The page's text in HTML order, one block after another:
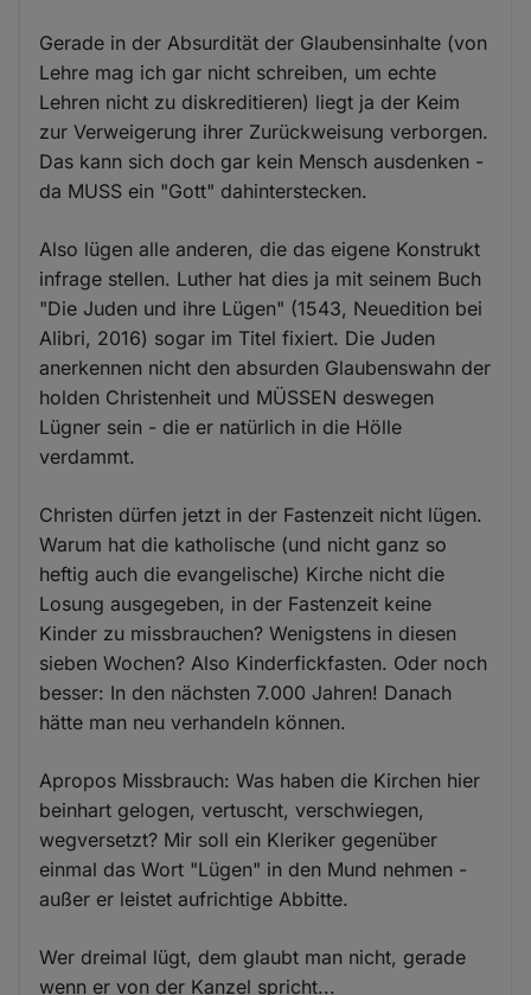
Gerade in der Absurdität der Glaubensinhalte (von
Lehre mag ich gar nicht schreiben, um echte
Lehren nicht zu diskreditieren) liegt ja der Keim
zur Verweigerung ihrer Zurückweisung verborgen.
Das kann sich doch gar kein Mensch ausdenken -
da MUSS ein "Gott" dahinterstecken.
Also lügen alle anderen, die das eigene Konstrukt
infrage stellen. Luther hat dies ja mit seinem Buch
"Die Juden und ihre Lügen" (1543, Neuedition bei
Alibri, 2016) sogar im Titel fixiert. Die Juden
anerkennen nicht den absurden Glaubenswahn der
holden Christenheit und MÜSSEN deswegen
Lügner sein - die er natürlich in die Hölle
verdammt.
Christen dürfen jetzt in der Fastenzeit nicht lügen.
Warum hat die katholische (und nicht ganz so
heftig auch die evangelische) Kirche nicht die
Losung ausgegeben, in der Fastenzeit keine
Kinder zu missbrauchen? Wenigstens in diesen
sieben Wochen? Also Kinderfickfasten. Oder noch
besser: In den nächsten 7.000 Jahren! Danach
hätte man neu verhandeln können.
Apropos Missbrauch: Was haben die Kirchen hier
beinhart gelogen, vertuscht, verschwiegen,
wegversetzt? Mir soll ein Kleriker gegenüber
einmal das Wort "Lügen" in den Mund nehmen -
außer er leistet aufrichtige Abbitte.
Wer dreimal lügt, dem glaubt man nicht, gerade
wenn er von der Kanzel spricht...